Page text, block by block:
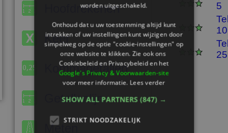
Hoofdrekenen
Keer
Kommagetallen
Getallenlijn
Meten
5
10
25
worden uitgeschakeld.
Onthoud dat u uw toestemming altijd kunt
intrekken of uw instellingen kunt wijzigen door
simpelweg op de optie "cookie-instellingen" op
onze website te klikken. Zie ook ons ​​
Cookiebeleid en Privacybeleid en het
Google's Privacy & Voorwaarden-site
voor meer informatie.Lees verder
SHOW ALL PARTNERS (847) →
STRIKT NOODZAKELIJK